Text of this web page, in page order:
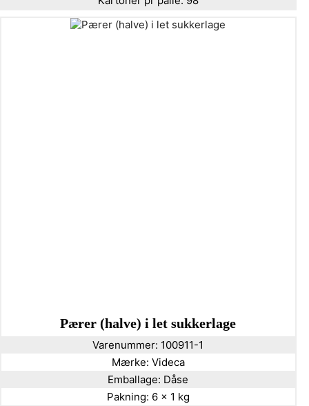
Pærer (halve) i let sukkerlage
Varenummer: 100911-1
Mærke: Videca
Emballage: Dåse
Pakning: 6 x 1 kg